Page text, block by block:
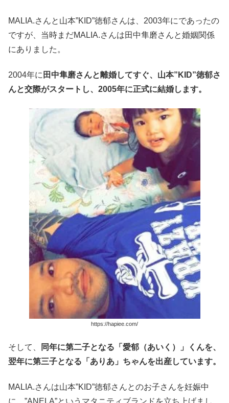
MALIA.さんと山本”KID”徳郁さんは、2003年にであったの
ですが、当時まだMALIA.さんは田中隼磨さんと婚姻関係
にありました。
2004年に 田中隼磨さんと離婚してすぐ、山本”KID”徳郁さ
んと交際がスタートし、2005年に正式に結婚します。
https://hapiee.com/
そして、
同年に第二子となる「愛郁（あいく）」くんを、
翌年に第三子となる「ありあ」ちゃんを出産しています。
MALIA.さんは山本”KID”徳郁さんとのお子さんを妊娠中